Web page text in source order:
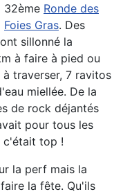
32ème Ronde des
Foies Gras. Des
sillonné la
à faire à pied ou
traverser, 7 ravitos
miellée. De la
de rock déjantés
pour tous les
c'était top !
la perf mais la
la fête. Qu'ils